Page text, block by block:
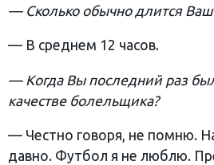
— Сколько обычно длится Ваш
— В среднем 12 часов.
— Когда Вы последний раз
качестве болельщика?
— Честно говоря, не помню.
давно. Футбол я не люблю.